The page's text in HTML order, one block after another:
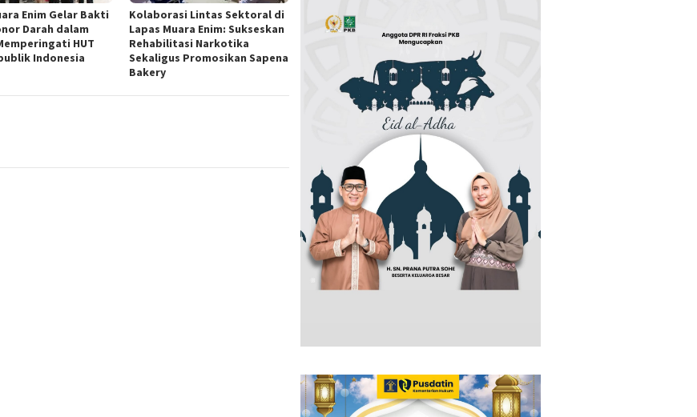
Enim Gelar Bakti
Darah dalam
HUT
Indonesia
Kolaborasi Lintas Sektoral di
Lapas Muara Enim: Sukseskan
Rehabilitasi Narkotika
Sekaligus Promosikan Sapena
Bakery